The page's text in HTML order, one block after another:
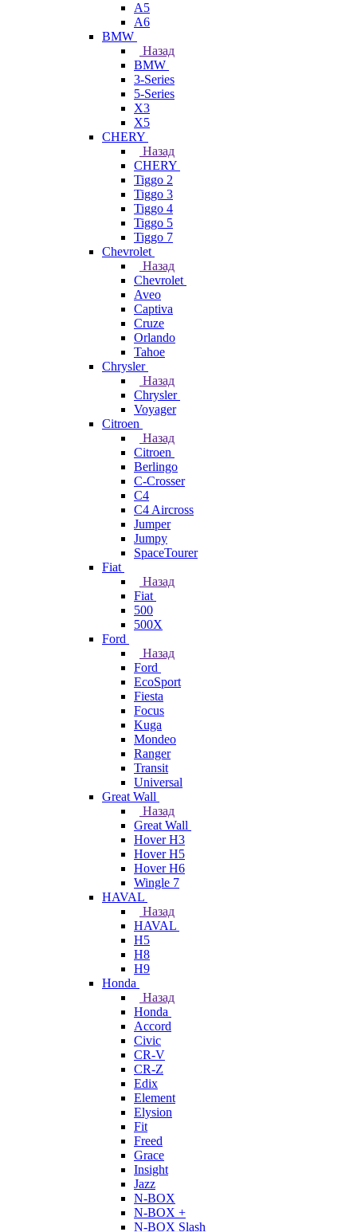
A5
A6
BMW
Назад
BMW
3-Series
5-Series
X3
X5
CHERY
Назад
CHERY
Tiggo 2
Tiggo 3
Tiggo 4
Tiggo 5
Tiggo 7
Chevrolet
Назад
Chevrolet
Aveo
Captiva
Cruze
Orlando
Tahoe
Chrysler
Назад
Chrysler
Voyager
Citroen
Назад
Citroen
Berlingo
C-Crosser
C4
C4 Aircross
Jumper
Jumpy
SpaceTourer
Fiat
Назад
Fiat
500
500X
Ford
Назад
Ford
EcoSport
Fiesta
Focus
Kuga
Mondeo
Ranger
Transit
Universal
Great Wall
Назад
Great Wall
Hover H3
Hover H5
Hover H6
Wingle 7
HAVAL
Назад
HAVAL
H5
H8
H9
Honda
Назад
Honda
Accord
Civic
CR-V
CR-Z
Edix
Element
Elysion
Fit
Freed
Grace
Insight
Jazz
N-BOX
N-BOX +
N-BOX Slash